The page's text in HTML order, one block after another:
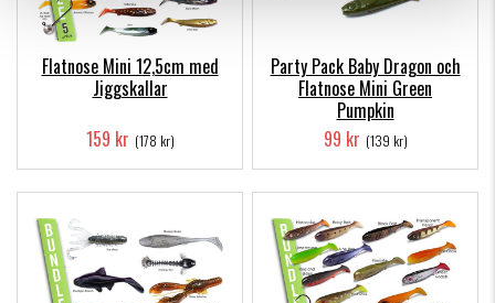
Flatnose Mini 12,5cm med
Jiggskallar
159 kr (178 kr)
Party Pack Baby Dragon och
Flatnose Mini Green
Pumpkin
99 kr (139 kr)